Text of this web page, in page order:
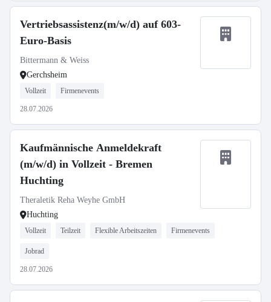
Vertriebsassistenz(m/w/d) auf 603-
Euro-Basis
Bittermann & Weiss
Gerchsheim
Vollzeit Firmenevents
28.07.2026
Kaufmännische Anmeldekraft
(m/w/d) in Vollzeit - Bremen
Huchting
Theraletik Reha Weyhe GmbH
Huchting
Vollzeit Teilzeit Flexible Arbeitszeiten Firmenevents
Jobrad
28.07.2026